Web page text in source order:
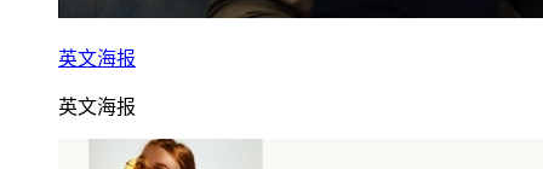
英文海报
英文海报